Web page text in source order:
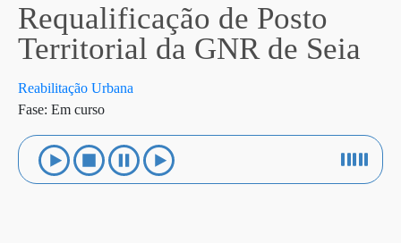
Requalificação de Posto
Territorial da GNR de Seia
Reabilitação Urbana
Fase: Em curso